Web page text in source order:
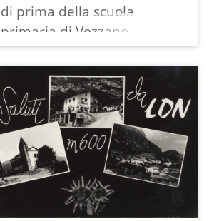
di prima della scuola
primaria di Vezzano
nell'anno scolastico
2009/10 ad Aldo Tecchiolli,
titolare dello storico
panificio Tecchiolli, e alla
sua dipendente Rosanna
Chemelli, responsabile del
negozio di generi
alimentari Tecchiolli di